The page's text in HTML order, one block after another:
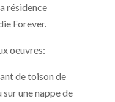
résidence
Forever.
oeuvres:
de toison de
une nappe de